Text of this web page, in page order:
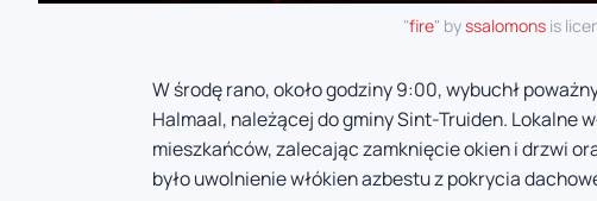
"fire" byssalomons is
W środę rano, około godziny 9:00, wybuchł
Halmaal, należącej do gminy Sint-Truiden. Lokalne
mieszkańców, zalecając zamknięcie okien i drzwi
było uwolnienie włókien azbestu z pokrycia